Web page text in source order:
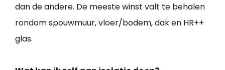
dan de andere. De meeste winst valt te behalen
rondom spouwmuur, vloer/bodem, dak en HR++
glas.